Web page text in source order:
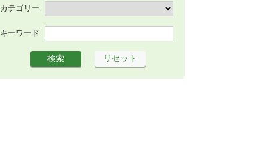
カテゴリー
キーワード